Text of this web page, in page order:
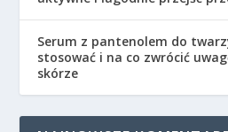
Serum z pantenolem do
stosować i na co zwrócić
skórze